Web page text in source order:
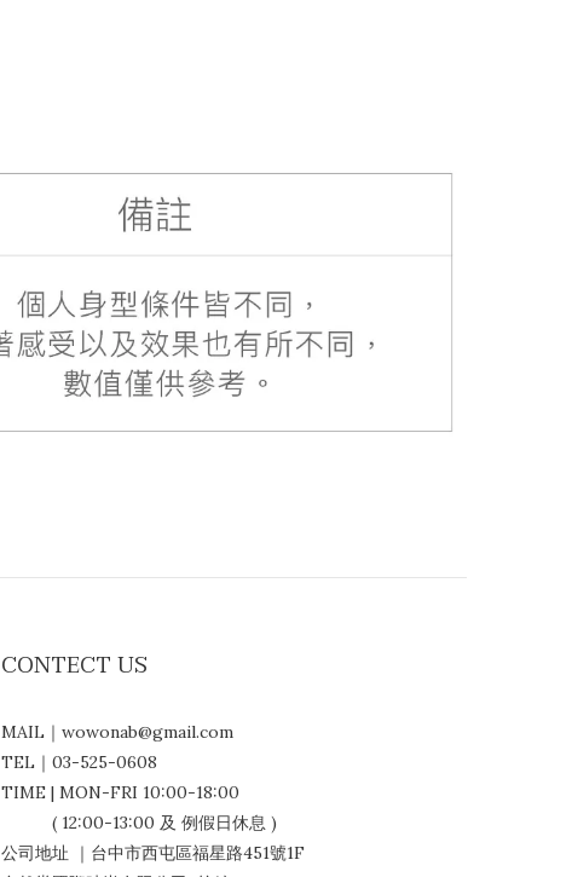
CONTECT US
MAIL｜wowonab@gmail.com
TEL｜03-525-0608
TIME | MON-FRI 10:00-18:00
( 12:00-13:00 及 例假日休息 )
公司地址 ｜台中市西屯區福星路451號1F